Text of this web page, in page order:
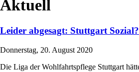
Aktuell
Leider abgesagt: Stuttgart
Donnerstag, 20. August 2020
Die Liga der Wohlfahrtspflege Stuttgart